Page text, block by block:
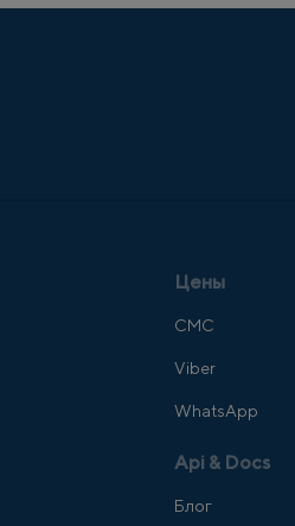
Цены
СМС
Viber
WhatsApp
Api & Docs
Блог